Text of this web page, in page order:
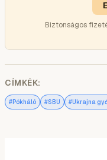
Biztonságos
CÍMKÉK:
#Pókháló #SBU #Ukrajna